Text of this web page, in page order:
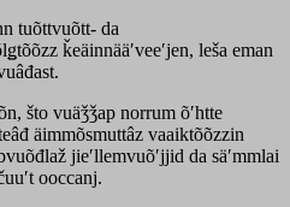
tuõttvuõtt- da
ǩeäinnääʹveeʹjen, leša eman
što vuäǯǯap norrum õʹhtte
äimmõsmuttâz vaaiktõõzzin
jieʹllemvuõʹjjid da säʹmmlai
ooccanj.